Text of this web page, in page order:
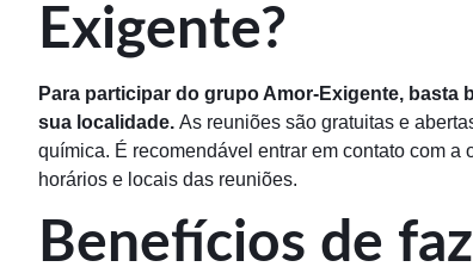
Exigente?
Para participar do grupo Amor-Exigente,
sua localidade. As reuniões são gratuitas e
química. É recomendável entrar em contato com
horários e locais das reuniões.
Benefícios de